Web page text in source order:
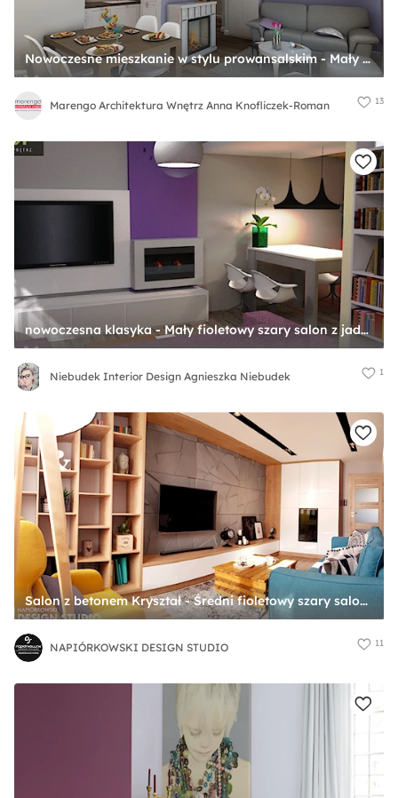
Nowoczesne mieszkanie w stylu prowansalskim - Mały fioletowy szary salon z kuchnią z jadalnią, styl prowansalski - zdjęcie od Marengo Architektura Wnętrz Anna Knofliczek-Roman
Marengo Architektura Wnętrz Anna Knofliczek-Roman 13
nowoczesna klasyka - Mały fioletowy szary salon z jadalnią, styl tradycyjny - zdjęcie od Niebudek Interior Design Agnieszka Niebudek
Niebudek Interior Design Agnieszka Niebudek 1
Salon z betonem Kryształ - Średni fioletowy szary salon, styl nowoczesny - zdjęcie od NAPIÓRKOWSKI DESIGN STUDIO
NAPIÓRKOWSKI DESIGN STUDIO 11